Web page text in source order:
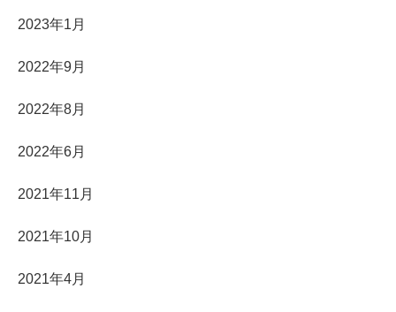
2023年1月
2022年9月
2022年8月
2022年6月
2021年11月
2021年10月
2021年4月